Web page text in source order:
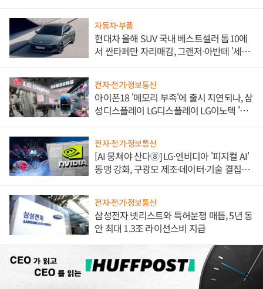
자동차·부품
현대차 올해 SUV 국내 베스트셀러 톱10에
서 싼타페만 자리매김, 그랜저·아반떼 '세단
전자·전기·정보통신
아이폰18 '메모리 부족'에 출시 지연되나, 삼
성디스플레이 LG디스플레이 LG이노텍 '탈
전자·전기·정보통신
[AI 뭉쳐야 산다⑧] LG·엔비디아 '피지컬 AI'
동맹 강화, 구광모 제조·데이터·기술 결집
전자·전기·정보통신
삼성전자 넷리스트와 특허분쟁 매듭, 5년 동
안 최대 1.3조 라이선스비 지급